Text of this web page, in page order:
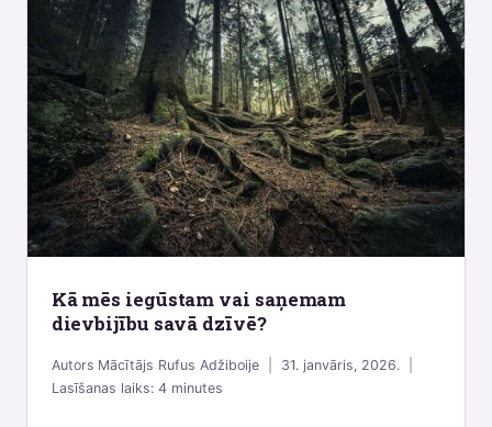
Kā mēs iegūstam vai saņemam
dievbijību savā dzīvē?
Autors Mācītājs Rufus Adžiboije
31. janvāris, 2026.
Lasīšanas laiks:4 minutes